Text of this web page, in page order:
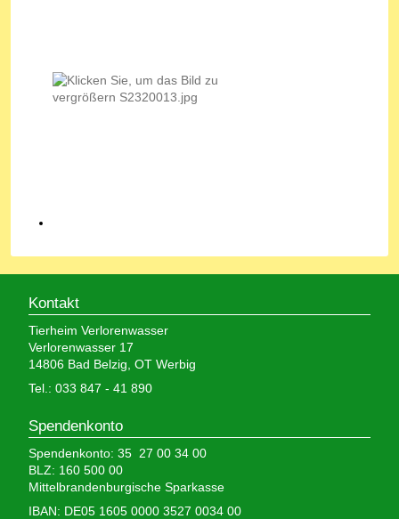
Kontakt
Tierheim Verlorenwasser
Verlorenwasser 17
14806 Bad Belzig, OT Werbig
Tel.: 033 847 - 41 890
Spendenkonto
Spendenkonto: 35 27 00 34 00
BLZ: 160 500 00
Mittelbrandenburgische Sparkasse
IBAN: DE05 1605 0000 3527 0034 00